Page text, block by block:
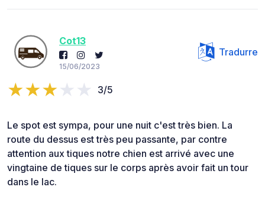
Cot13
15/06/2023
Tradurre
3/5
Le spot est sympa, pour une nuit c'est très bien. La
route du dessus est très peu passante, par contre
attention aux tiques notre chien est arrivé avec une
vingtaine de tiques sur le corps après avoir fait un tour
dans le lac.